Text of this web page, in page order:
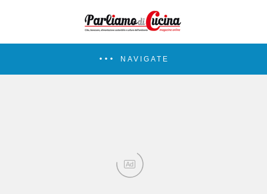
NAVIGATE
Ad